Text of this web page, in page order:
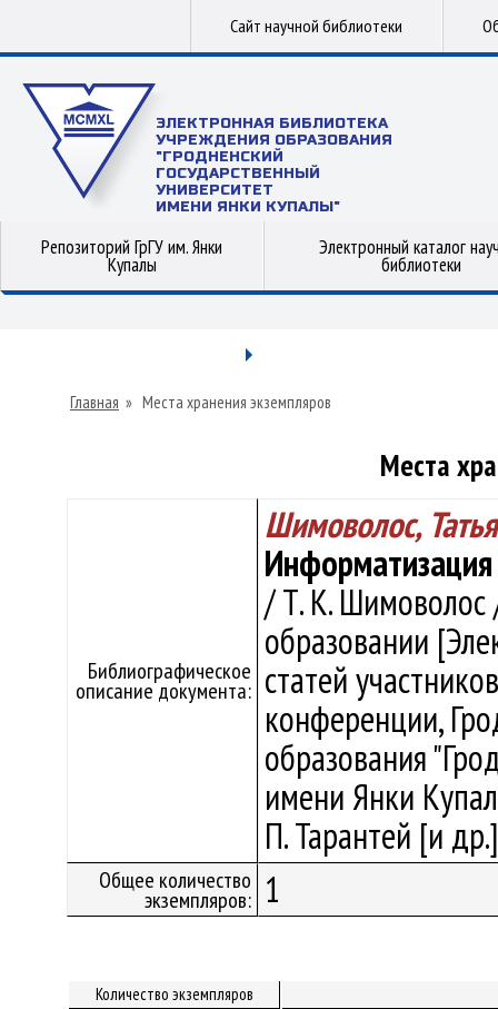
Сайт научной библиотеки
ЭЛЕКТРОННАЯ БИБЛИОТЕКА
УЧРЕЖДЕНИЯ ОБРАЗОВАНИЯ
"ГРОДНЕНСКИЙ
ГОСУДАРСТВЕННЫЙ
УНИВЕРСИТЕТ
ИМЕНИ ЯНКИ КУПАЛЫ"
Репозиторий ГрГУ им. Янки
Купалы
Электронный каталог
библиотеки
Главная » Места хранения экземпляров
Места
Библиографическое
описание документа:
Шимоволос,
Информатизация
/ Т. К. Шимоволос
образовании
статей
конференции,
образования
имени Янки
П. Тарантей [и
Общее количество
экземпляров: 1
Количество экземпляров